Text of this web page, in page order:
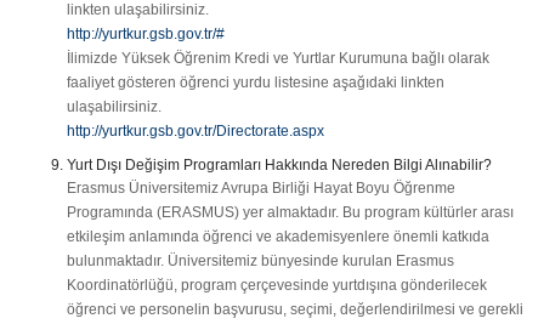
linkten ulaşabilirsiniz.
http://yurtkur.gsb.gov.tr/#
İlimizde Yüksek Öğrenim Kredi ve Yurtlar Kurumuna bağlı olarak
faaliyet gösteren öğrenci yurdu listesine aşağıdaki linkten
ulaşabilirsiniz.
http://yurtkur.gsb.gov.tr/Directorate.aspx
Yurt Dışı Değişim Programları Hakkında Nereden Bilgi Alınabilir?
Erasmus Üniversitemiz Avrupa Birliği Hayat Boyu Öğrenme
Programında (ERASMUS) yer almaktadır. Bu program kültürler arası
etkileşim anlamında öğrenci ve akademisyenlere önemli katkıda
bulunmaktadır. Üniversitemiz bünyesinde kurulan Erasmus
Koordinatörlüğü, program çerçevesinde yurtdışına gönderilecek
öğrenci ve personelin başvurusu, seçimi, değerlendirilmesi ve gerekli